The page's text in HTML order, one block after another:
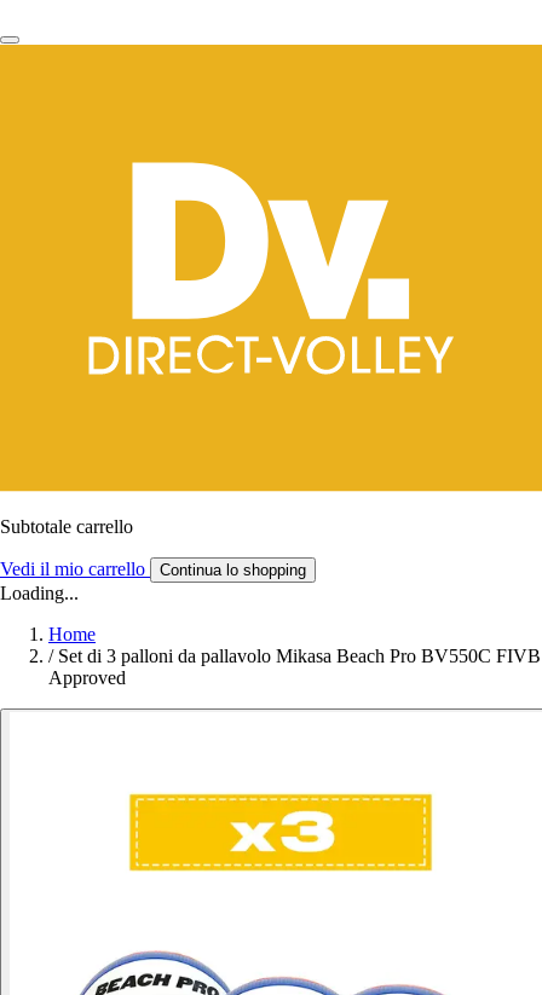
Subtotale carrello
Vedi il mio carrello Continua lo shopping
Loading...
Home
/ Set di 3 palloni da pallavolo Mikasa Beach Pro BV550C FIVB
Approved